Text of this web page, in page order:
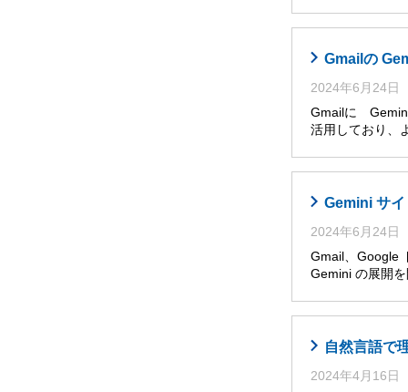
Gmailの
2024年6月24日
Gmailに Gemini
活用しており、
Gemini サ
2024年6月24日
Gmail、Google
Gemini の展開
自然言語で
2024年4月16日